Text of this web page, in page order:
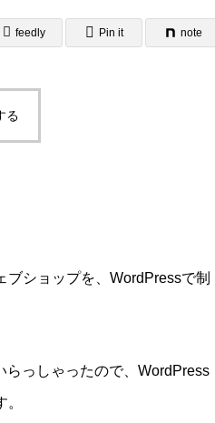
例 ワント
feedly Pin it note
る
ショップを、WordPressで制
らっしゃったので、WordPress